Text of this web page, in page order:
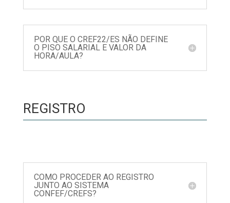
POR QUE O CREF22/ES NÃO DEFINE
O PISO SALARIAL E VALOR DA
HORA/AULA?
REGISTRO
COMO PROCEDER AO REGISTRO
JUNTO AO SISTEMA
CONFEF/CREFS?